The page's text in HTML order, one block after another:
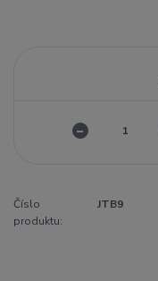
Číslo
produktu:
JTB9